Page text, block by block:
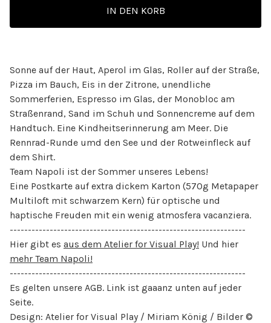
IN DEN KORB
Sonne auf der Haut, Aperol im Glas, Roller auf der Straße,
Pizza im Bauch, Eis in der Zitrone, unendliche
Sommerferien, Espresso im Glas, der Monobloc am
Straßenrand, Sand im Schuh und Sonnencreme auf dem
Handtuch. Eine Kindheitserinnerung am Meer. Die
Rennrad-Runde umd den See und der Rotweinfleck auf
dem Shirt.
Team Napoli ist der Sommer unseres Lebens!
Eine Postkarte auf extra dickem Karton (570g Metapaper
Multiloft mit schwarzem Kern) für optische und
haptische Freuden mit ein wenig atmosfera vacanziera.
-----------------------------------------------------------------
Hier gibt es aus dem Atelier for Visual Play! Und hier
mehr Team Napoli!
-----------------------------------------------------------------
Es gelten unsere AGB. Link ist gaaanz unten auf jeder
Seite.
Design: Atelier for Visual Play / Miriam König / Bilder ©